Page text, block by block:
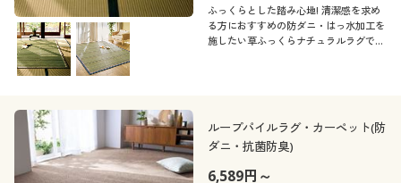
ふっくらとした踏み心地! 清潔感を求め
る方におすすめの防ダニ・はっ水加工を
施したい草ふっくらナチュラルラグで
ループパイルラグ・カーペット(防
ダニ・抗菌防臭)
6,589円～